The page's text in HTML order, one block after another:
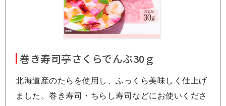
巻き寿司亭さくらでんぶ30ｇ
北海道産のたらを使用し、ふっくら美味しく仕上げ
ました。巻き寿司・ちらし寿司などにお使いくださ